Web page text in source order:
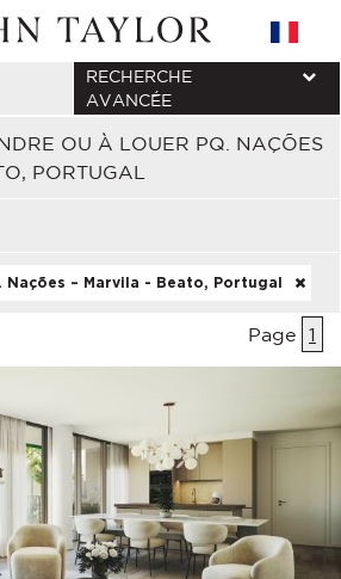
OU À LOUER PQ. NAÇÕES
PORTUGAL
RECHERCHE
AVANCÉE
Nações – Marvila - Beato, Portugal
Page 1